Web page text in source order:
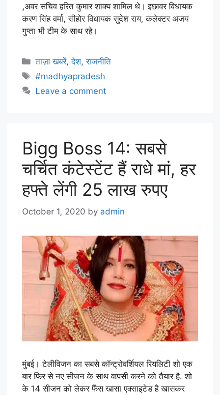
,अवर सचिव हरित कुमार शाक्य शामिल थे। इछावर विधायक
करण सिंह वर्मा, सीहोर विधायक सुदेश राय, कलेक्टर अजय
गुप्ता भी टीम के साथ रहे।
ताज़ा खबरें,देश,राजनीति
#madhyapradesh
Leave a comment
Bigg Boss 14: सबसे
चर्चित कंटेस्टेंट हैं राधे मां, हर
हफ्ते लेंगी 25 लाख रुपए
October 1, 2020 by admin
मुंबई। टेलीविजन का सबसे कॉन्ट्रोवर्शियल रियलिटी शो एक
बार फिर से नए सीजन के साथ वापसी करने को तैयार है. शो
के 14 सीजन को लेकर फैंस खासा एक्साइटेड है खासकर